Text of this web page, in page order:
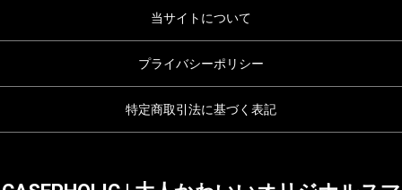
当サイトについて
プライバシーポリシー
特定商取引法に基づく表記